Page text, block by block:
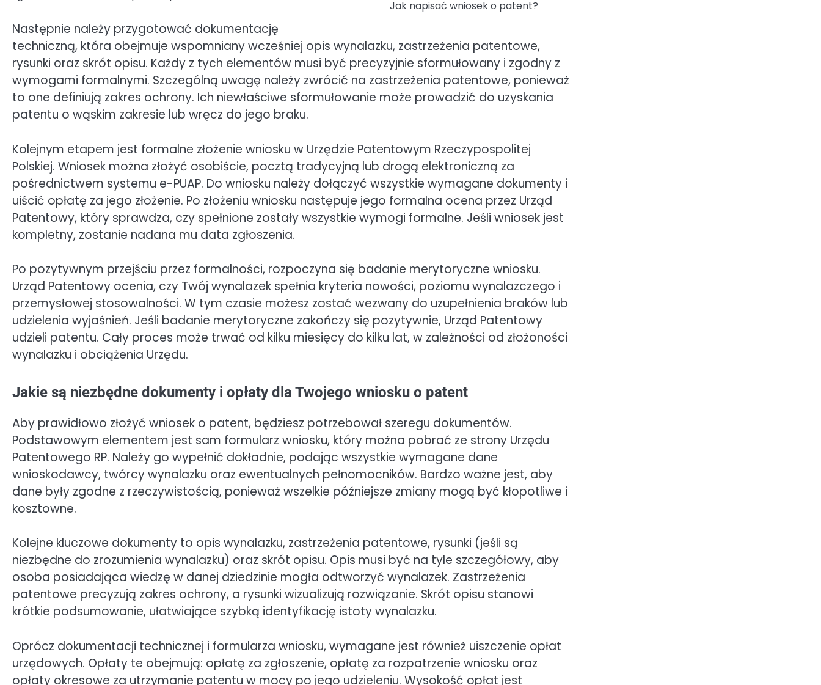
Jak napisać wniosek o patent?
Następnie należy przygotować dokumentację
techniczną, która obejmuje wspomniany wcześniej opis wynalazku, zastrzeżenia patentowe,
rysunki oraz skrót opisu. Każdy z tych elementów musi być precyzyjnie sformułowany i zgodny z
wymogami formalnymi. Szczególną uwagę należy zwrócić na zastrzeżenia patentowe, ponieważ
to one definiują zakres ochrony. Ich niewłaściwe sformułowanie może prowadzić do uzyskania
patentu o wąskim zakresie lub wręcz do jego braku.
Kolejnym etapem jest formalne złożenie wniosku w Urzędzie Patentowym Rzeczypospolitej
Polskiej. Wniosek można złożyć osobiście, pocztą tradycyjną lub drogą elektroniczną za
pośrednictwem systemu e-PUAP. Do wniosku należy dołączyć wszystkie wymagane dokumenty i
uiścić opłatę za jego złożenie. Po złożeniu wniosku następuje jego formalna ocena przez Urząd
Patentowy, który sprawdza, czy spełnione zostały wszystkie wymogi formalne. Jeśli wniosek jest
kompletny, zostanie nadana mu data zgłoszenia.
Po pozytywnym przejściu przez formalności, rozpoczyna się badanie merytoryczne wniosku.
Urząd Patentowy ocenia, czy Twój wynalazek spełnia kryteria nowości, poziomu wynalazczego i
przemysłowej stosowalności. W tym czasie możesz zostać wezwany do uzupełnienia braków lub
udzielenia wyjaśnień. Jeśli badanie merytoryczne zakończy się pozytywnie, Urząd Patentowy
udzieli patentu. Cały proces może trwać od kilku miesięcy do kilku lat, w zależności od złożoności
wynalazku i obciążenia Urzędu.
Jakie są niezbędne dokumenty i opłaty dla Twojego wniosku o patent
Aby prawidłowo złożyć wniosek o patent, będziesz potrzebował szeregu dokumentów.
Podstawowym elementem jest sam formularz wniosku, który można pobrać ze strony Urzędu
Patentowego RP. Należy go wypełnić dokładnie, podając wszystkie wymagane dane
wnioskodawcy, twórcy wynalazku oraz ewentualnych pełnomocników. Bardzo ważne jest, aby
dane były zgodne z rzeczywistością, ponieważ wszelkie późniejsze zmiany mogą być kłopotliwe i
kosztowne.
Kolejne kluczowe dokumenty to opis wynalazku, zastrzeżenia patentowe, rysunki (jeśli są
niezbędne do zrozumienia wynalazku) oraz skrót opisu. Opis musi być na tyle szczegółowy, aby
osoba posiadająca wiedzę w danej dziedzinie mogła odtworzyć wynalazek. Zastrzeżenia
patentowe precyzują zakres ochrony, a rysunki wizualizują rozwiązanie. Skrót opisu stanowi
krótkie podsumowanie, ułatwiające szybką identyfikację istoty wynalazku.
Oprócz dokumentacji technicznej i formularza wniosku, wymagane jest również uiszczenie opłat
urzędowych. Opłaty te obejmują: opłatę za zgłoszenie, opłatę za rozpatrzenie wniosku oraz
opłaty okresowe za utrzymanie patentu w mocy po jego udzieleniu. Wysokość opłat jest